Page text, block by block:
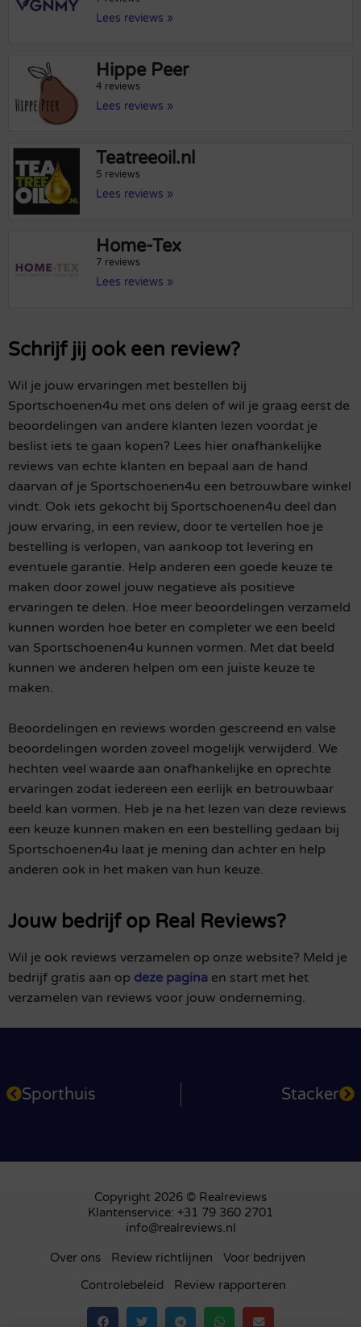
Lees reviews »
Hippe Peer
4 reviews
Lees reviews »
Teatreeoil.nl
5 reviews
Lees reviews »
Home-Tex
7 reviews
Lees reviews »
Schrijf jij ook een review?
Wil je jouw ervaringen met bestellen bij
Sportschoenen4u met ons delen of wil je graag eerst de
beoordelingen van andere klanten lezen voordat je
beslist iets te gaan kopen? Lees hier onafhankelijke
reviews van echte klanten en bepaal aan de hand
daarvan of je Sportschoenen4u een betrouwbare winkel
vindt. Ook iets gekocht bij Sportschoenen4u deel dan
jouw ervaring, in een review, door te vertellen hoe je
bestelling is verlopen, van aankoop tot levering en
eventuele garantie. Help anderen een goede keuze te
maken door zowel jouw negatieve als positieve
ervaringen te delen. Hoe meer beoordelingen verzameld
kunnen worden hoe beter en completer we een beeld
van Sportschoenen4u kunnen vormen. Met dat beeld
kunnen we anderen helpen om een juiste keuze te
maken.
Beoordelingen en reviews worden gescreend en valse
beoordelingen worden zoveel mogelijk verwijderd. We
hechten veel waarde aan onafhankelijke en oprechte
ervaringen zodat iedereen een eerlijk en betrouwbaar
beeld kan vormen. Heb je na het lezen van deze reviews
een keuze kunnen maken en een bestelling gedaan bij
Sportschoenen4u laat je mening dan achter en help
anderen ook in het maken van hun keuze.
Jouw bedrijf op Real Reviews?
Wil je ook reviews verzamelen op onze website? Meld je
bedrijf gratis aan op deze pagina en start met het
verzamelen van reviews voor jouw onderneming.
Sporthuis Stacker
Copyright 2026 © Realreviews
Klantenservice: +31 79 360 2701
info@realreviews.nl
Over ons Review richtlijnen
Voor bedrijven
Controlebeleid
Review rapporteren